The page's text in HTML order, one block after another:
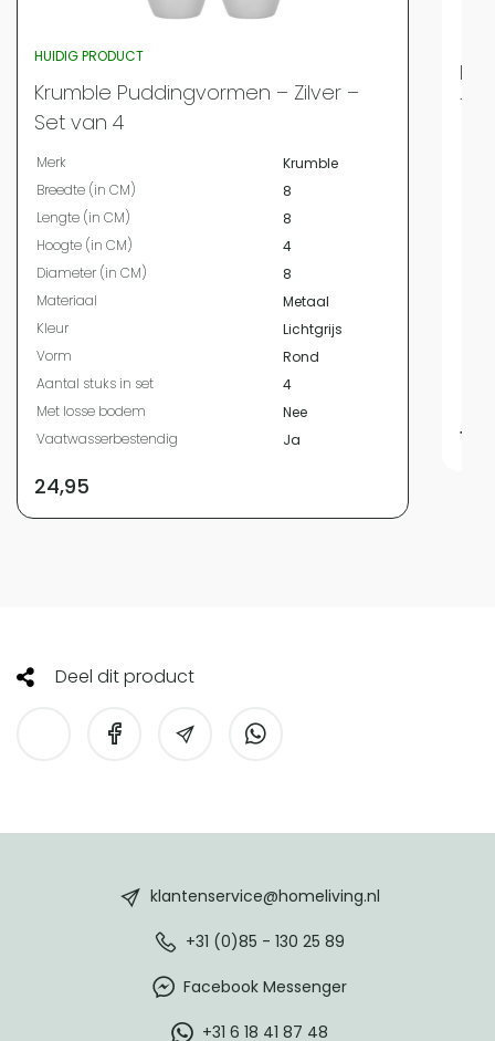
HUIDIG PRODUCT
Krumble Puddingvormen – Zilver –
Set van 4
Merk
Krumble
Breedte (in CM)
8
Lengte (in CM)
8
Hoogte (in CM)
4
Diameter (in CM)
8
Materiaal
Metaal
Kleur
Lichtgrijs
Vorm
Rond
Aantal stuks in set
4
Met losse bodem
Nee
Vaatwasserbestendig
Ja
24,95
tot
Deel dit product
klantenservice@homeliving.nl
+31 (0)85 - 130 25 89
Facebook Messenger
+31 6 18 41 87 48